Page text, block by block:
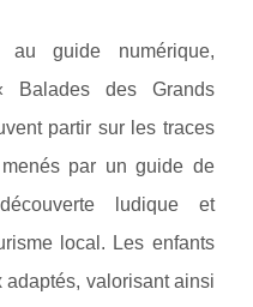
au guide numérique,
Balades des Grands
partir sur les traces
par un guide de
ludique et
local. Les enfants
adaptés, valorisant ainsi